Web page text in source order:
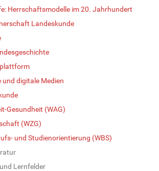
Herrschaftsmodelle im 20. Jahrhundert
Landeskunde
und digitale Medien
Gesundheit (WAG)
(WZG)
und Studienorientierung (WBS)
Lernfelder